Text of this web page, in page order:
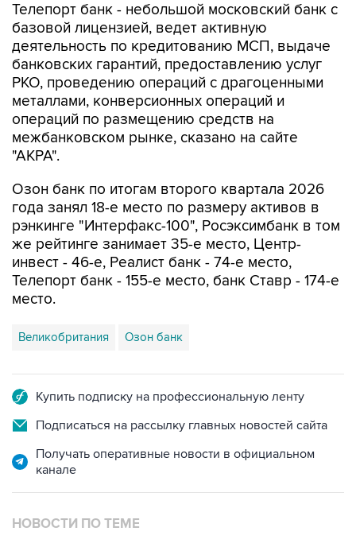
Телепорт банк - небольшой московский банк с
базовой лицензией, ведет активную
деятельность по кредитованию МСП, выдаче
банковских гарантий, предоставлению услуг
РКО, проведению операций с драгоценными
металлами, конверсионных операций и
операций по размещению средств на
межбанковском рынке, сказано на сайте
"АКРА".
Озон банк по итогам второго квартала 2026
года занял 18-е место по размеру активов в
рэнкинге "Интерфакс-100", Росэксимбанк в том
же рейтинге занимает 35-е место, Центр-
инвест - 46-е, Реалист банк - 74-е место,
Телепорт банк - 155-е место, банк Ставр - 174-е
место.
Великобритания Озон банк
Купить подписку на профессиональную ленту
Подписаться на рассылку главных новостей сайта
Получать оперативные новости в официальном
канале
НОВОСТИ ПО ТЕМЕ